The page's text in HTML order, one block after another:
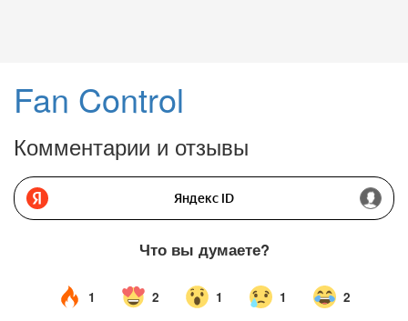
Fan Control
Комментарии и отзывы